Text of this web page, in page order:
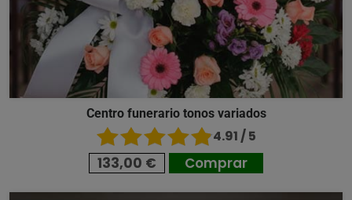
Centro funerario tonos variados
4.91 / 5
133,00 € Comprar